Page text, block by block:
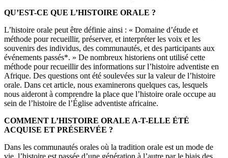
QU’EST-CE QUE L’HISTOIRE ORALE ?
L’histoire orale peut être définie ainsi : « Domaine d’étude et
méthode pour recueillir, préserver, et interpréter les voix et les
souvenirs des individus, des communautés, et des participants aux
événements passés*. » De nombreux historiens ont utilisé cette
méthode pour recueillir des informations sur l’histoire adventiste en
Afrique. Des questions ont été soulevées sur la valeur de l’histoire
orale. Dans cet article, nous examinerons quelques cas, lesquels
nous aideront à comprendre la place que l’histoire orale occupe au
sein de l’histoire de l’Église adventiste africaine.
COMMENT L’HISTOIRE ORALE A-T-ELLE ÉTÉ
ACQUISE ET PRÉSERVÉE ?
Dans les communautés orales où la tradition orale est un mode de
vie, l’histoire est passée d’une génération à l’autre par le biais des